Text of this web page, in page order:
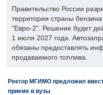
Правительство России
территории страны
"Евро-2". Решение будет
1 июля 2027 года.
обязаны предоставлять
продаваемого топлива.
Ректор МГИМО предложил
приеме в вузы